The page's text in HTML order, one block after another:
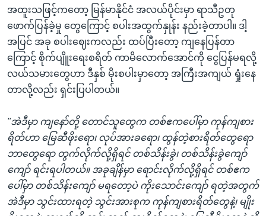
အထူးသဖြင့်ကတော့ မြန်မာနိုင်ငံ အလယ်ပိုင်းမှာ ရာသီဥတု
ဖောက်ပြန်ခဲ့မှု တွေကြောင့် စပါးအထွက်နှုန်း နည်းခဲ့တာပါ။ ဒါ့
အပြင် အခု စပါးဈေးကလည်း ထပ်ပြီးတော့ ကျနေပြန်တာ
ကြောင့် စိုက်ပျိူးရေးစရိတ် ကာမိလောက်အောင်ကို ငွေပြန်မရလို့
လယ်သမားတွေဟာ ဒီနှစ် မိုးစပါးမှာတော့ အကြီးအကျယ် ရှုံးနေ
တာလို့လည်း ရှင်းပြပါတယ်။
"အဲဒီမှာ ကျနော်တို့ တောင်သူတွေက တစ်ဧကပေါ်မှာ ကုန်ကျစား
ရိတ်ဟာ မြေဆီဖိုးရော၊ လုပ်အားခရော၊ ထွန်တဲ့စားရိတ်တွေရော
ဘာတွေရော တွက်လိုက်လို့ရှိရင် တစ်သိန်းခွဲ၊ တစ်သိန်းခွဲကျော်
ကျော် ရင်းရပါတယ်။ အခုချိန်မှာ ရောင်းလိုက်လို့ရှိရင် တစ်ဧက
ပေါ်မှာ တစ်သိန်းကျော် မရတော့ပဲ ကိုးသောင်းကျော် ရတဲ့အတွက်
အဲဒီမှာ သွင်းထားရတဲ့ သွင်းအားစုက ကုန်ကျစားရိတ်တွေနဲ့၊ မျိုး